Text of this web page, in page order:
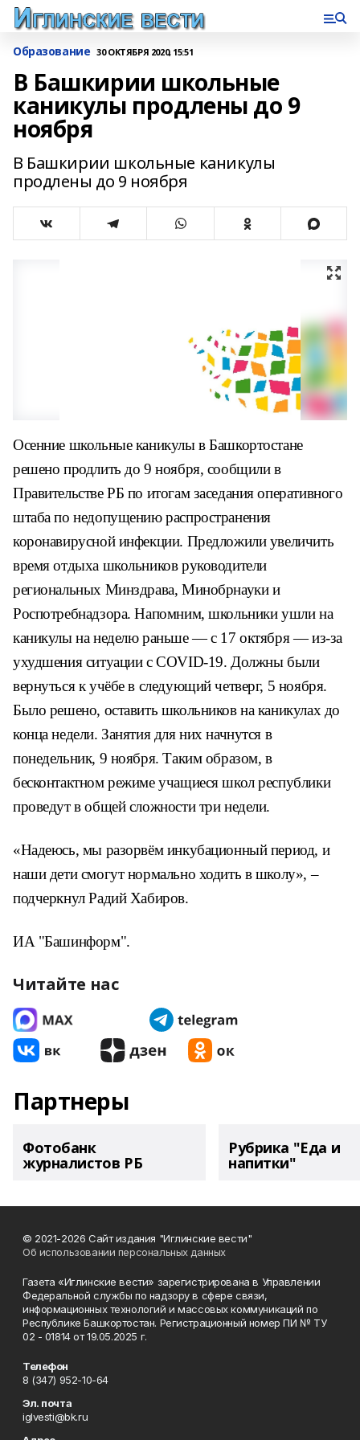
Образование 30 ОКТЯБРЯ 2020, 15:51
В Башкирии школьные
каникулы продлены до 9
ноября
В Башкирии школьные каникулы
продлены до 9 ноября
Осенние школьные каникулы в Башкортостане
решено продлить до 9 ноября, сообщили в
Правительстве РБ по итогам заседания оперативного
штаба по недопущению распространения
коронавирусной инфекции. Предложили увеличить
время отдыха школьников руководители
региональных Минздрава, Минобрнауки и
Роспотребнадзора. Напомним, школьники ушли на
каникулы на неделю раньше — с 17 октября — из-за
ухудшения ситуации с СOVID-19. Должны были
вернуться к учёбе в следующий четверг, 5 ноября.
Было решено, оставить школьников на каникулах до
конца недели. Занятия для них начнутся в
понедельник, 9 ноября. Таким образом, в
бесконтактном режиме учащиеся школ республики
проведут в общей сложности три недели.
«Надеюсь, мы разорвём инкубационный период, и
наши дети смогут нормально ходить в школу», –
подчеркнул Радий Хабиров.
ИА "Башинформ".
Читайте нас
Партнеры
Фотобанк
журналистов РБ
Рубрика "Еда и
напитки"
© 2021-2026 Сайт издания "Иглинские вести"
Об использовании персональных данных
Газета «Иглинские вести» зарегистрирована в Управлении
Федеральной службы по надзору в сфере связи,
информационных технологий и массовых коммуникаций по
Республике Башкортостан. Регистрационный номер ПИ № ТУ
02 - 01814 от 19.05.2025 г.
Телефон
8 (347) 952-10-64
Эл. почта
iglvesti@bk.ru